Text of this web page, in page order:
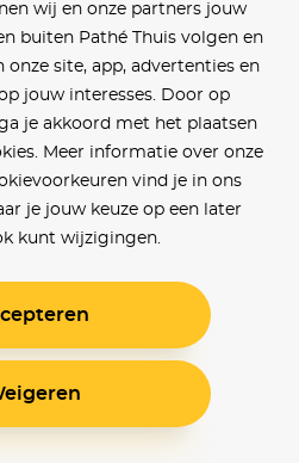
wij en onze partners jouw
buiten Pathé Thuis volgen en
onze site, app, advertenties en
jouw interesses. Door op
je akkoord met het plaatsen
Meer informatie over onze
vind je in ons
je jouw keuze op een later
kunt wijzigingen.